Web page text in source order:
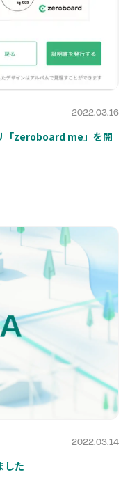
2022.03.16
「zeroboard me」を開
2022.03.14
した